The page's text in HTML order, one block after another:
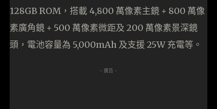
128GB ROM，搭載 4,800 萬像素主鏡 + 800 萬像
素廣角鏡 + 500 萬像素微距及 200 萬像素景深鏡
頭，電池容量為 5,000mAh 及支援 25W 充電等。
- 廣告 -